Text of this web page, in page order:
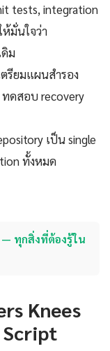
tests, integration
มั่นใจว่า
ม
รียมแผนสำรอง
ดสอบ recovery
เป็น single
ทั้งหมด
— ทุกสิ่งที่ต้องรู้ใน
Knees
Script